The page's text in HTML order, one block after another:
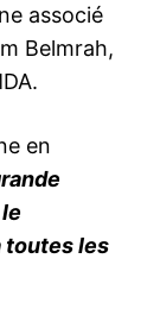
associé
Belmrah,
en
toutes les